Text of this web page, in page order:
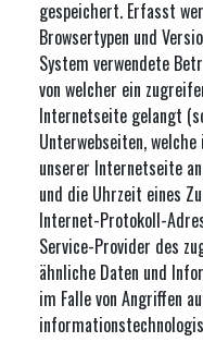
gespeichert. Erfasst
Browsertypen und
System verwendete
von welcher ein
Internetseite gelangt
Unterwebseiten,
unserer Internetseite
und die Uhrzeit eines
Internet-Protokoll-
Service-Provider des
ähnliche Daten und
im Falle von Angriffen